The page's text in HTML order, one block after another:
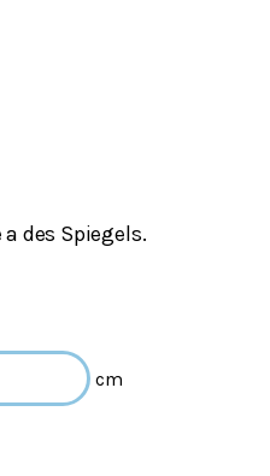
des Spiegels.
cm